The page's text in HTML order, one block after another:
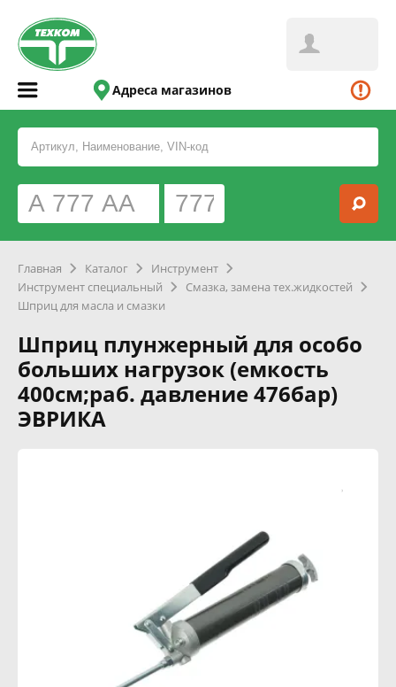
Адреса магазинов
Главная Каталог
Инструмент
Инструмент специальный
Смазка, замена тех.жидкостей
Шприц для масла и смазки
Шприц плунжерный для особо
больших нагрузок (емкость
400см;раб. давление 476бар)
ЭВРИКА